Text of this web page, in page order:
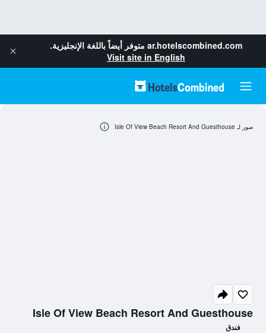
ar.hotelscombined.com متوفر أيضاً باللغة الإنجليزية.
Visit site in English
Isle Of View Beach Resort And Guesthouse
فندق
صور لـ Isle Of View Beach Resort And Guesthouse